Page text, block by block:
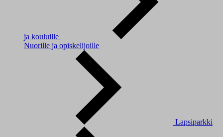
ja kouluille
Nuorille ja opiskelijoille
Lapsiparkki